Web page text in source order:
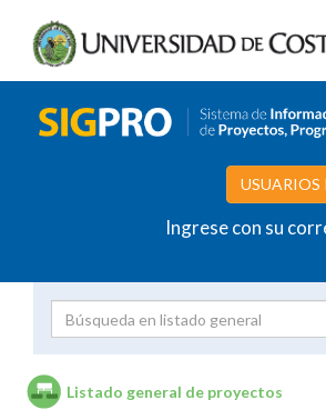
USUARIOS
Ingrese con su
Listado general de proyectos